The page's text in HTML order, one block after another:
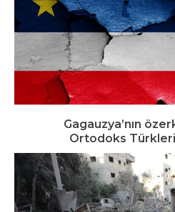
Gagauzya’nın
Ortodoks